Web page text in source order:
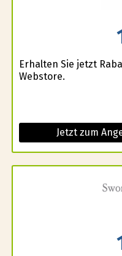
Erhalten Sie jetzt
Webstore.
Jetzt zum